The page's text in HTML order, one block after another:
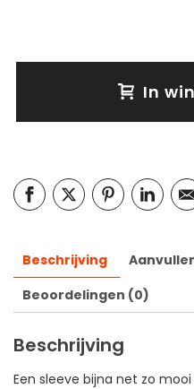
In
Beschrijving
Beoordelingen (0)
Beschrijving
Een sleeve bijna net zo